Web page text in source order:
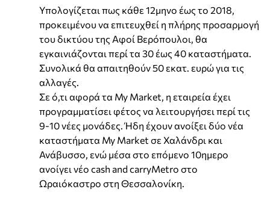
Υπολογίζεται πως κάθε 12μηνο έως το 2018,
προκειμένου να επιτευχθεί η πλήρης προσαρμογή
του δικτύου της Αφοί Βερόπουλοι, θα
εγκαινιάζονται περί τα 30 έως 40 καταστήματα.
Συνολικά θα απαιτηθούν 50 εκατ. ευρώ για τις
αλλαγές.
Σε ό,τι αφορά τα My Market, η εταιρεία έχει
προγραμματίσει φέτος να λειτουργήσει περί τις
9-10 νέες μονάδες. Ήδη έχουν ανοίξει δύο νέα
καταστήματα My Market σε Χαλάνδρι και
Ανάβυσσο, ενώ μέσα στο επόμενο 10ημερο
ανοίγει νέο cash and carryMetro στο
Ωραιόκαστρο στη Θεσσαλονίκη.